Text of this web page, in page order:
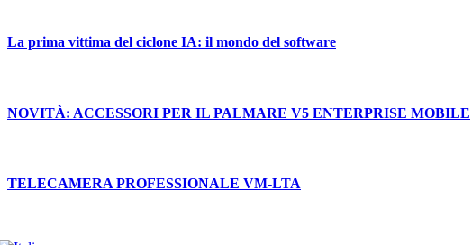
La prima vittima del ciclone IA: il mondo del software
NOVITÀ: ACCESSORI PER IL PALMARE V5 ENTERPRISE MOBILE
TELECAMERA PROFESSIONALE VM-LTA